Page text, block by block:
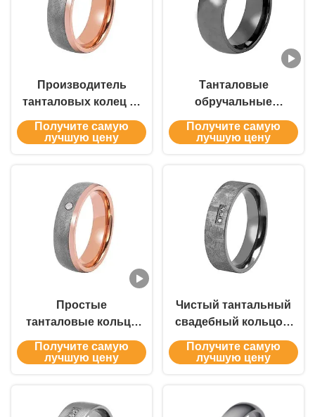
Производитель
танталовых колец —
простые
конструкции ручной
Получите самую
лучшую цену
Танталовые
обручальные
кольца на заказ –
OEM-поставщик
Получите самую
лучшую цену
Простые
танталовые кольца
на заказ — OEM-
производитель
Аймейли
Получите самую
лучшую цену
Чистый тантальный
свадебный кольцо с
винтовыми краями
Золото Черное
Получите самую
лучшую цену